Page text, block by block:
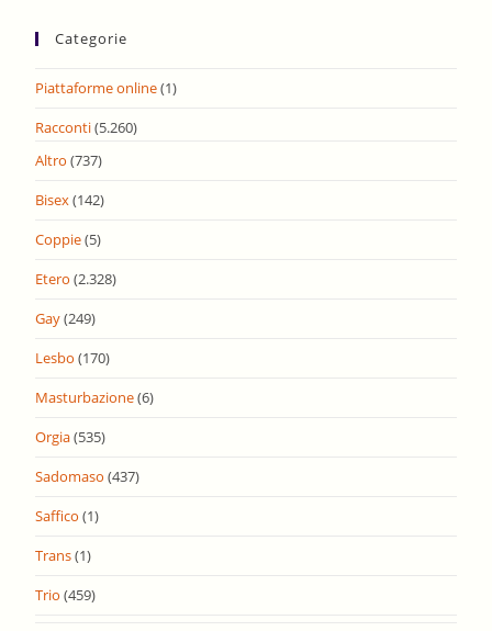
Categorie
Piattaforme online(1)
Racconti(5.260)
Altro (737)
Bisex(142)
Coppie(5)
Etero (2.328)
Gay(249)
Lesbo (170)
Masturbazione(6)
Orgia(535)
Sadomaso (437)
Saffico (1)
Trans(1)
Trio (459)